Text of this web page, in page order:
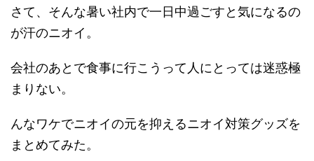
さて、そんな暑い社内で一日中過ごすと気になるの
が汗のニオイ。
会社のあとで食事に行こうって人にとっては迷惑極
まりない。
んなワケでニオイの元を抑えるニオイ対策グッズを
まとめてみた。